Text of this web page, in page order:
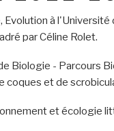
à
par Céline Rolet.
Biologie - Parcours
et de
et écologie